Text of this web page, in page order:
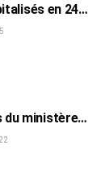
en 24
du ministère